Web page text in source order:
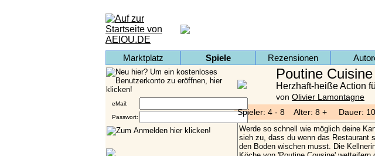
Marktplatz Spiele Rezensionen
eMail:
Passwort:
Poutine Cuisine
Herzhaft-heiße Action
von Olivier Lamontagne
Spieler: 4 - 8 Alter: 8 + Dauer: 10